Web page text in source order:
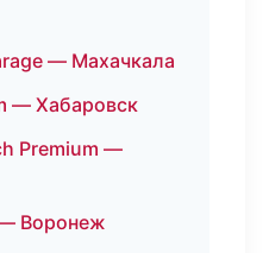
— Махачкала
— Хабаровск
Premium —
Воронеж